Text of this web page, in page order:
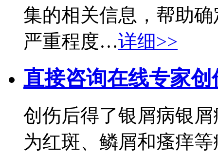
集的相关信息，帮助
严重程度…详细>>
直接咨询在线专家创
创伤后得了银屑病银
为红斑、鳞屑和瘙痒